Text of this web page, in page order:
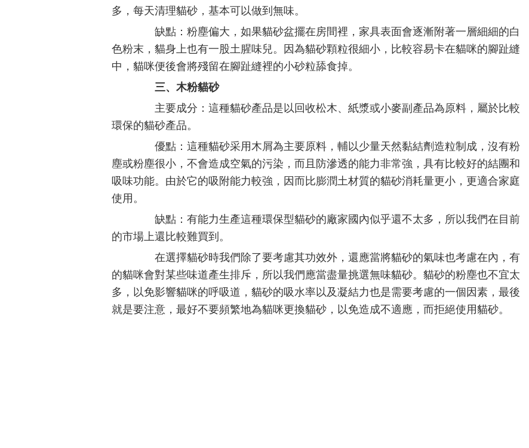
多，每天清理貓砂，基本可以做到無味。
缺點：粉塵偏大，如果貓砂盆擺在房間裡，家具表面會逐漸附著一層細細的白
色粉末，貓身上也有一股土腥味兒。因為貓砂顆粒很細小，比較容易卡在貓咪的腳趾縫
中，貓咪便後會將殘留在腳趾縫裡的小砂粒舔食掉。
三、木粉貓砂
主要成分：這種貓砂產品是以回收松木、紙漿或小麥副產品為原料，屬於比較
環保的貓砂產品。
優點：這種貓砂采用木屑為主要原料，輔以少量天然黏結劑造粒制成，沒有粉
塵或粉塵很小，不會造成空氣的污染，而且防滲透的能力非常強，具有比較好的結團和
吸味功能。由於它的吸附能力較強，因而比膨潤土材質的貓砂消耗量更小，更適合家庭
使用。
缺點：有能力生產這種環保型貓砂的廠家國內似乎還不太多，所以我們在目前
的市場上還比較難買到。
在選擇貓砂時我們除了要考慮其功效外，還應當將貓砂的氣味也考慮在內，有
的貓咪會對某些味道產生排斥，所以我們應當盡量挑選無味貓砂。貓砂的粉塵也不宜太
多，以免影響貓咪的呼吸道，貓砂的吸水率以及凝結力也是需要考慮的一個因素，最後
就是要注意，最好不要頻繁地為貓咪更換貓砂，以免造成不適應，而拒絕使用貓砂。